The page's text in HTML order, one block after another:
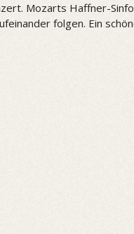
Mozarts Haffner-
folgen. Ein